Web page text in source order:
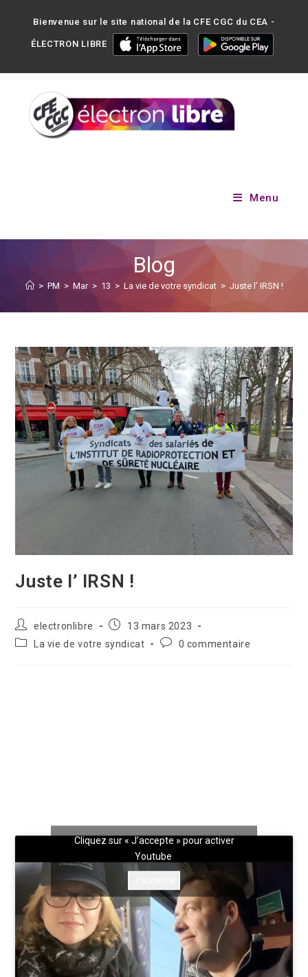
Bienvenue sur le site national de la CFE CGC du CEA -
ÉLECTRON LIBRE
Menu
Blog
> PM > Mar > 13 > La vie de votre syndicat > Juste l’ IRSN !
Juste l’ IRSN !
electronlibre
13 mars 2023
La vie de votre syndicat
0 commentaire
Cliquez sur « J’accepte » pour activer
Youtube